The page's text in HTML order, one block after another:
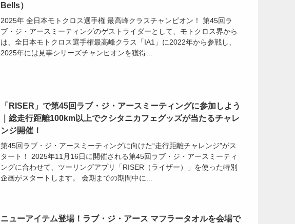
Bells）
2025年 全日本モトクロス選手権 最高峰クラスチャンピオン！ 第45回ラ
ブ・ジ・アースミーティングのゲストライダーとして、モトクロス界から
は、全日本モトクロス選手権最高峰クラス「IA1」に2022年から参戦し、
2025年には見事シリーズチャンピオンを獲得...
「RISER」で第45回ラブ・ジ・アースミーティングに参加しよう
｜総走行距離100km以上でクシタニカフェグッズが当たるチャレ
ンジ開催！
第45回ラブ・ジ・アースミーティングに向けた“走行距離チャレンジ”がス
タート！ 2025年11月16日に開催される第45回ラブ・ジ・アースミーティ
ングに合わせて、ツーリングアプリ「RISER（ライザー）」を使った特別
企画がスタートします。 会期までの期間中に...
ニューアイテム登場！ラブ・ジ・アース マフラータオルを会場で